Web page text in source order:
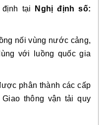
tại
Nghị định số:
nối vùng nước cảng,
với luồng quốc gia
phân thành các cấp
thông vận tải quy